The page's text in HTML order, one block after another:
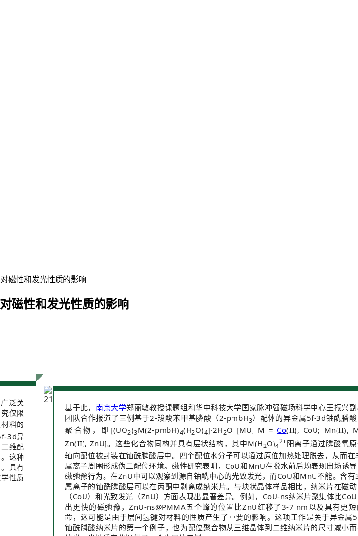
磁性和发光性质的影响
磁性和发光性质的影响
泛关
仅限
料的
3d异
维配
这种
具有
性质
基于此，南京大学郑丽敏教授课题组和华中科技大学国家脉冲强磁场科学中心王振兴
团队合作报道了三例基于2-羧酸苯甲基膦酸（2-pmbH3）配体的异金属5f-3d铀酰膦
聚合物，即[(UO2)3M(2-pmbH)4(H2O)4]·2H2O [MU, M = Co(II), CoU; Mn(II),
Zn(II), ZnU]。这些化合物同构并具有层状结构，其中M(H2O)4
2+阳离子通过膦酸氧
轴向配位被封装在铀酰膦酸层中。四个配位水分子可以通过原位加热处理脱去，从而在
属离子周围形成伪二配位环境。磁性研究表明，CoU和MnU在脱水前后均表现出场诱
磁弛豫行为。在ZnU中可以观察到源自铀酰中心的光致发光，而CoU和MnU不能。含有
属离子的铀酰膦酸层可以在丙酮中剥离成纳米片。与块状晶体样品相比，纳米片在磁
（CoU）和光致发光（ZnU）方面表现出显著差异。例如，CoU-ns纳米片聚集体比
出更快的磁弛豫，ZnU-ns@PMMA五个峰的位置比ZnU红移了3-7 nm以及具有更
命，这可能是由于层间氢键对材料的性质产生了重要的影响。这项工作是关于异金属
铀酰膦酸纳米片的第一个例子，也为配位聚合物从三维晶体到二维纳米片的尺寸减小